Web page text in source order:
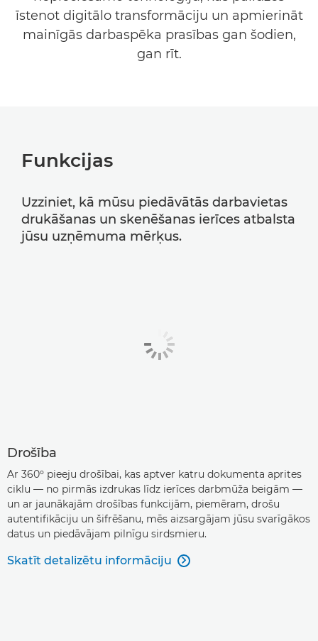
īstenot digitālo transformāciju un apmierināt
mainīgās darbaspēka prasības gan šodien,
gan rīt.
Funkcijas
Uzziniet, kā mūsu piedāvātās darbavietas
drukāšanas un skenēšanas ierīces atbalsta
jūsu uzņēmuma mērķus.
Drošība
Ar 360º pieeju drošībai, kas aptver katru dokumenta aprites
ciklu — no pirmās izdrukas līdz ierīces darbmūža beigām —
un ar jaunākajām drošības funkcijām, piemēram, drošu
autentifikāciju un šifrēšanu, mēs aizsargājam jūsu svarīgākos
datus un piedāvājam pilnīgu sirdsmieru.
Skatīt detalizētu informāciju 